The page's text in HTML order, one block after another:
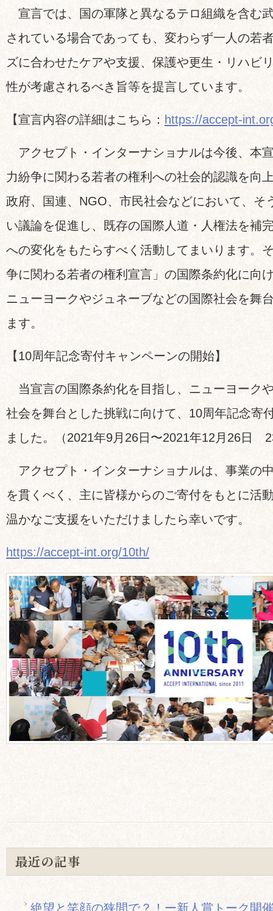
宣言では、国の軍隊と異なるテロ組織を含む
されている場合であっても、変わらず一人の若
ズに合わせたケアや支援、保護や更生・リハビ
性が考慮されるべき旨等を提言しています。
【宣言内容の詳細はこちら： https://accept-
アクセプト・インターナショナルは今後、本
力紛争に関わる若者の権利への社会的認識を向
政府、国連、NGO、市民社会などにおいて、そ
い議論を促進し、既存の国際人道・人権法を補
への変化をもたらすべく活動してまいります。
争に関わる若者の権利宣言」の国際条約化に向
ニューヨークやジュネーブなどの国際社会を舞
ます。
【10周年記念寄付キャンペーンの開始】
当宣言の国際条約化を目指し、ニューヨーク
社会を舞台とした挑戦に向けて、10周年記念寄
ました。（2021年9月26日〜2021年12月26日
アクセプト・インターナショナルは、事業の
を貫くべく、主に皆様からのご寄付をもとに活
温かなご支援をいただけましたら幸いです。
https://accept-int.org/10th/
最近の記事
絶望と笑顔の狭間で？！ー新人賞トーク開